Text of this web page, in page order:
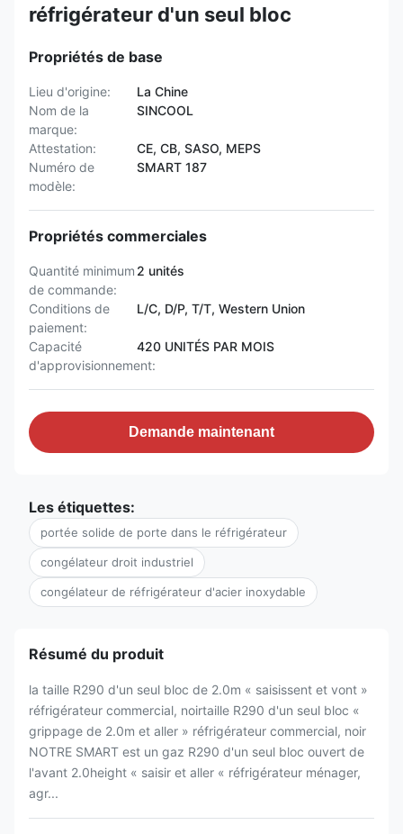
réfrigérateur d'un seul bloc
Propriétés de base
Lieu d'origine:
La Chine
Nom de la
marque:
SINCOOL
Attestation:
CE, CB, SASO, MEPS
Numéro de
modèle:
SMART 187
Propriétés commerciales
Quantité minimum
de commande:
2 unités
Conditions de
paiement:
L/C, D/P, T/T, Western Union
Capacité
d'approvisionnement:
420 UNITÉS PAR MOIS
Demande maintenant
Les étiquettes:
portée solide de porte dans le réfrigérateur
congélateur droit industriel
congélateur de réfrigérateur d'acier inoxydable
Résumé du produit
la taille R290 d'un seul bloc de 2.0m « saisissent et vont »
réfrigérateur commercial, noirtaille R290 d'un seul bloc «
grippage de 2.0m et aller » réfrigérateur commercial, noir
NOTRE SMART est un gaz R290 d'un seul bloc ouvert de
l'avant 2.0height « saisir et aller « réfrigérateur ménager,
agr...